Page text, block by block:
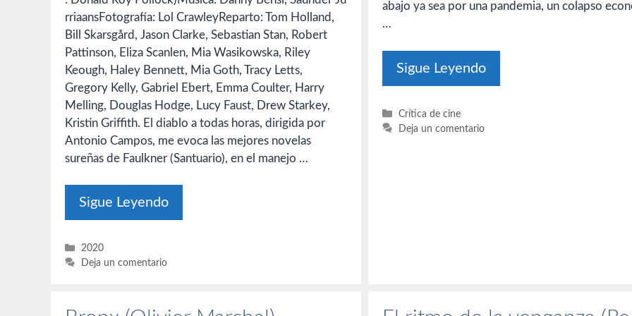
rriaansFotografía: Lol CrawleyReparto: Tom Holland,
Bill Skarsgård, Jason Clarke, Sebastian Stan, Robert
Pattinson, Eliza Scanlen, Mia Wasikowska, Riley
Keough, Haley Bennett, Mia Goth, Tracy Letts,
Gregory Kelly, Gabriel Ebert, Emma Coulter, Harry
Melling, Douglas Hodge, Lucy Faust, Drew Starkey,
Kristin Griffith. El diablo a todas horas, dirigida por
Antonio Campos, me evoca las mejores novelas
sureñas de Faulkner (Santuario), en el manejo …
Sigue Leyendo
Categorías
2020
Deja un comentario
abajo ya sea por una pandemia, un colapso
…
Sigue Leyendo
Categorías
Crítica de cine
Deja un comentario